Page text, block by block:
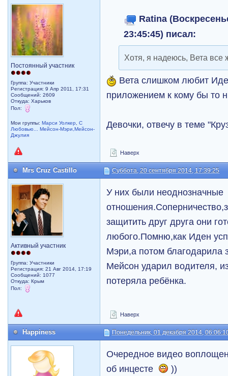
Постоянный участник
Группа: Участники
Регистрация: 9 Апр 2011, 17:31
Сообщений: 2609
Откуда: Харьков
Пол:
Мои группы: Марси Уолкер,С
Любовью... Мейсон-Мэри,Мейсон-
Джулия
Ratina
23:45:45) писал:
Хотя, я надеюсь, Вета все
Вета слишком любит
приложением к кому бы то
Девочки, отвечу в теме
Наверх
Mrs Cruz Castillo Суббота, 20 сентября 2014, 17:39:25
Активный участник
Группа: Участники
Регистрация: 21 Авг 2014, 17:19
Сообщений: 1077
Откуда: Крым
Пол:
У них были неоднозначные
защитить друг друга они
любого.Помню,как Иден
Мэри,а потом благодарила
Мейсон ударил водителя,
потеряла ребёнка.
Наверх
Happiness Понедельник, 01 декабря 2014,
Очередное видео
об инцесте
))